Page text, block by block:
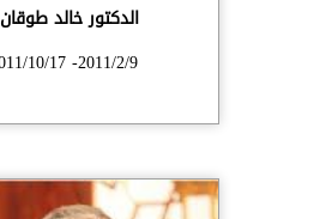
الدكتور خالد طوقان
2011/2/9- 2011/10/17